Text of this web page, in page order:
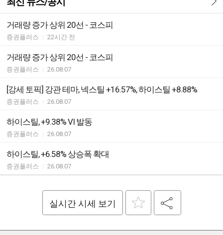
거래량 증가 상위 20선 - 코스피
증권플러스 22시간 전
거래량 증가 상위 20선 - 코스피
증권플러스 26.08.07
[강세 토픽] 강관 테마, 넥스틸 +16.57%, 하이스틸 +8.88%
증권플러스 26.08.07
하이스틸, +9.38% VI 발동
증권플러스 26.08.07
하이스틸, +6.58% 상승폭 확대
증권플러스 26.08.07
실시간 시세 보기